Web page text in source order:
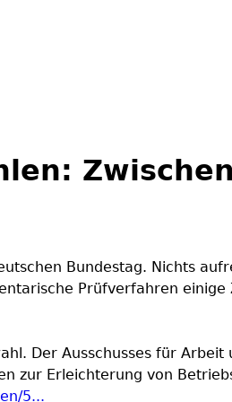
Bundestag. Nichts
Prüfverfahren einige
Der Ausschusses für Arbeit
zur Erleichterung von
5...